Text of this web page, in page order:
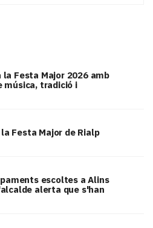
la Festa Major 2026 amb
música, tradició i
Festa Major de Rialp
escoltes a Alins
alerta que s'han